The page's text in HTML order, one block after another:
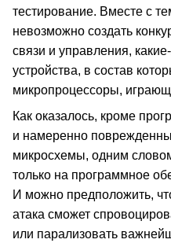
тестирование. Вместе с
невозможно создать
связи и управления,
устройства, в состав
микропроцессоры,
Как оказалось, кроме
и намеренно
микросхемы, одним
только на программное
И можно предположить,
атака сможет
или парализовать